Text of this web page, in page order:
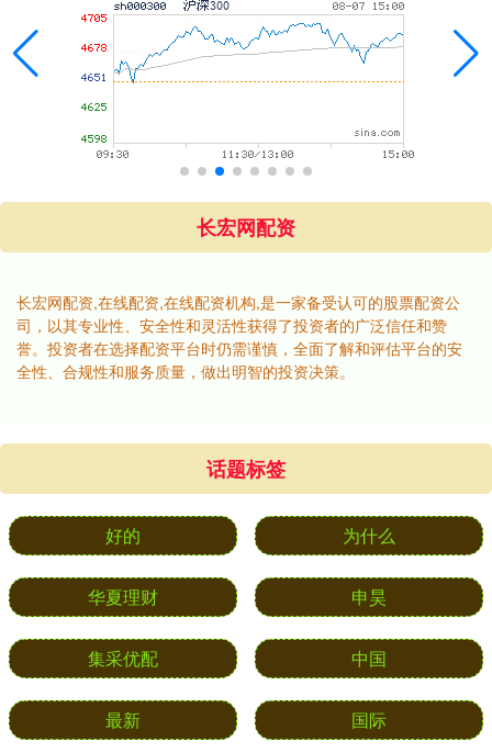
长宏网配资
长宏网配资,在线配资,在线配资机构,是一家备受认可的股票配资公
司，以其专业性、安全性和灵活性获得了投资者的广泛信任和赞
誉。投资者在选择配资平台时仍需谨慎，全面了解和评估平台的安
全性、合规性和服务质量，做出明智的投资决策。
话题标签
好的 为什么
华夏理财 申昊
集采优配 中国
最新 国际